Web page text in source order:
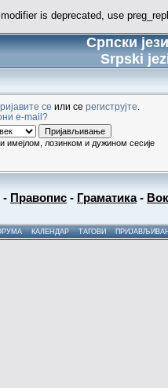
is deprecated, use
Српски
Srpski
се или се региструјте
e-mail?
имејлом, лозинком и дужином сесије
- Правопис - Граматика-
КАЛЕНДАР ТАГОВИ